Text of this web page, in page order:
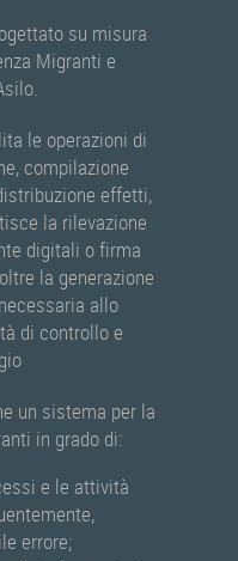
su misura
Migranti e
le operazioni di
compilazione
effetti,
la rilevazione
digitali o firma
la generazione
allo
di controllo e
un sistema per la
in grado di:
e le attività
errore;